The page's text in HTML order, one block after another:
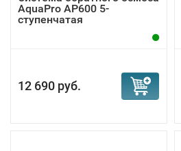
AquaPro AP600 5-
ступенчатая
12 690 руб.